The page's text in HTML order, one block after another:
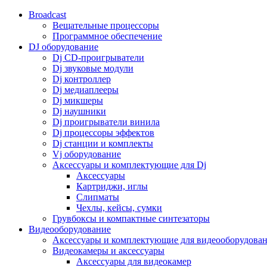
Broadcast
Вещательные процессоры
Программное обеспечение
DJ оборудование
Dj CD-проигрыватели
Dj звуковые модули
Dj контроллер
Dj медиаплееры
Dj микшеры
Dj наушники
Dj проигрыватели винила
Dj процессоры эффектов
Dj станции и комплекты
Vj оборудование
Аксессуары и комплектующие для Dj
Аксессуары
Картриджи, иглы
Слипматы
Чехлы, кейсы, сумки
Грувбоксы и компактные синтезаторы
Видеооборудование
Аксессуары и комплектующие для
Видеокамеры и аксессуары
Аксессуары для видеокамер